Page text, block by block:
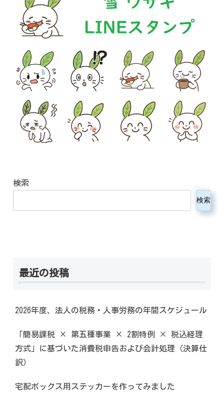
検索
検索
最近の投稿
2026年度、法人の税務・人事労務の年間スケジュール
「簡易課税 × 第五種事業 × 2割特例 × 税込経理
方式」に基づいた消費税申告および会計処理（決算仕
訳）
宅配ボックス用ステッカーを作ってみました